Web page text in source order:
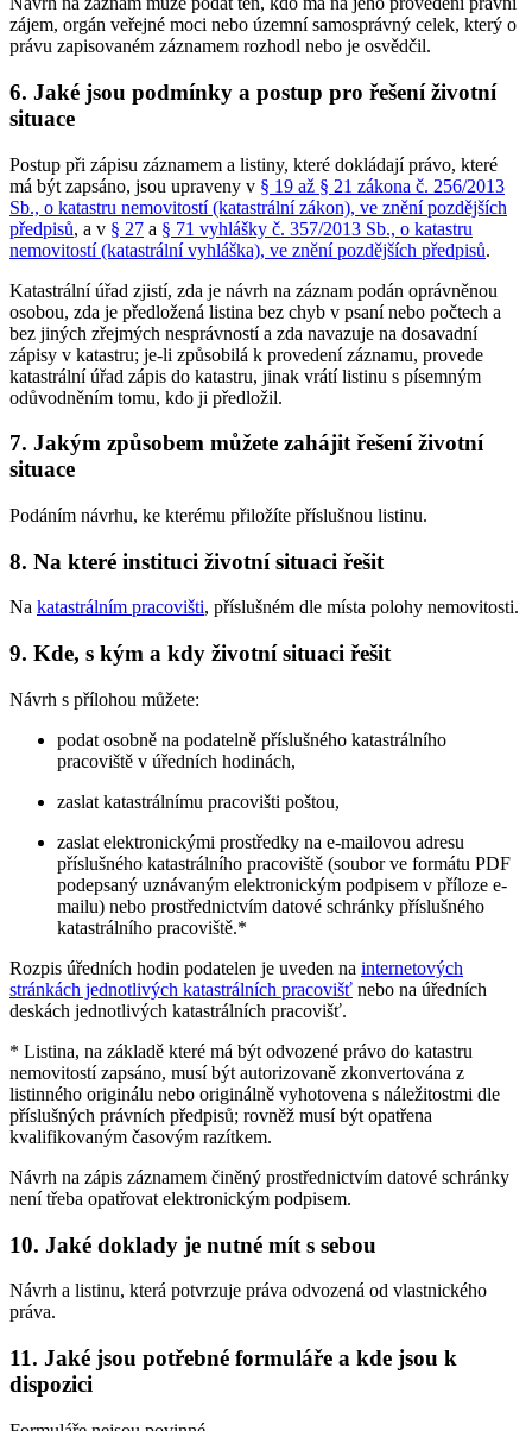
zájem, orgán veřejné moci nebo územní samosprávný celek, který o
právu zapisovaném záznamem rozhodl nebo je osvědčil.
6. Jaké jsou podmínky a postup pro řešení životní
situace
Postup při zápisu záznamem a listiny, které dokládají právo, které
má být zapsáno, jsou upraveny v § 19 až § 21 zákona č. 256/2013
Sb., o katastru nemovitostí (katastrální zákon), ve znění pozdějších
předpisů, a v § 27 a § 71 vyhlášky č. 357/2013 Sb., o katastru
nemovitostí (katastrální vyhláška), ve znění pozdějších předpisů.
Katastrální úřad zjistí, zda je návrh na záznam podán oprávněnou
osobou, zda je předložená listina bez chyb v psaní nebo počtech a
bez jiných zřejmých nesprávností a zda navazuje na dosavadní
zápisy v katastru; je-li způsobilá k provedení záznamu, provede
katastrální úřad zápis do katastru, jinak vrátí listinu s písemným
odůvodněním tomu, kdo ji předložil.
7. Jakým způsobem můžete zahájit řešení životní
situace
Podáním návrhu, ke kterému přiložíte příslušnou listinu.
8. Na které instituci životní situaci řešit
Na katastrálním pracovišti, příslušném dle místa polohy nemovitosti.
9. Kde, s kým a kdy životní situaci řešit
Návrh s přílohou můžete:
podat osobně na podatelně příslušného katastrálního
pracoviště v úředních hodinách,
zaslat katastrálnímu pracovišti poštou,
zaslat elektronickými prostředky na e-mailovou adresu
příslušného katastrálního pracoviště (soubor ve formátu PDF
podepsaný uznávaným elektronickým podpisem v příloze e-
mailu) nebo prostřednictvím datové schránky příslušného
katastrálního pracoviště.*
Rozpis úředních hodin podatelen je uveden na internetových
stránkách jednotlivých katastrálních pracovišť nebo na úředních
deskách jednotlivých katastrálních pracovišť.
* Listina, na základě které má být odvozené právo do katastru
nemovitostí zapsáno, musí být autorizovaně zkonvertována z
listinného originálu nebo originálně vyhotovena s náležitostmi dle
příslušných právních předpisů; rovněž musí být opatřena
kvalifikovaným časovým razítkem.
Návrh na zápis záznamem činěný prostřednictvím datové schránky
není třeba opatřovat elektronickým podpisem.
10. Jaké doklady je nutné mít s sebou
Návrh a listinu, která potvrzuje práva odvozená od vlastnického
práva.
11. Jaké jsou potřebné formuláře a kde jsou k
dispozici